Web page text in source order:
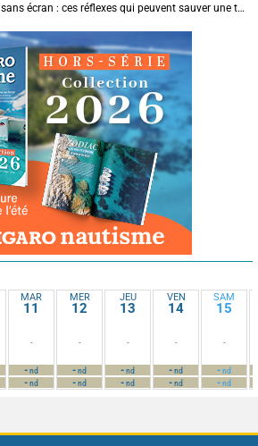
Réapprendre la navigation sans écran : ces réflexes qui peuvent sauver une traversée
MAR
11
-
-nd
-nd
MER
12
-
-nd
-nd
JEU
13
-
-nd
-nd
VEN
14
-
-nd
-nd
SAM
15
-
-nd
-nd